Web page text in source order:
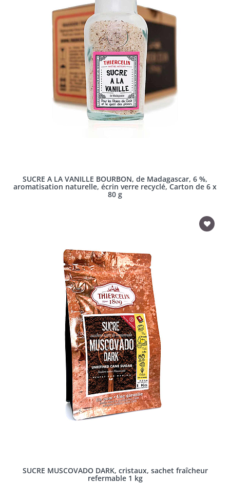
SUCRE A LA VANILLE BOURBON, de Madagascar, 6 %,
aromatisation naturelle, écrin verre recyclé, Carton de 6 x
80 g
SUCRE MUSCOVADO DARK, cristaux, sachet fraîcheur
refermable 1 kg